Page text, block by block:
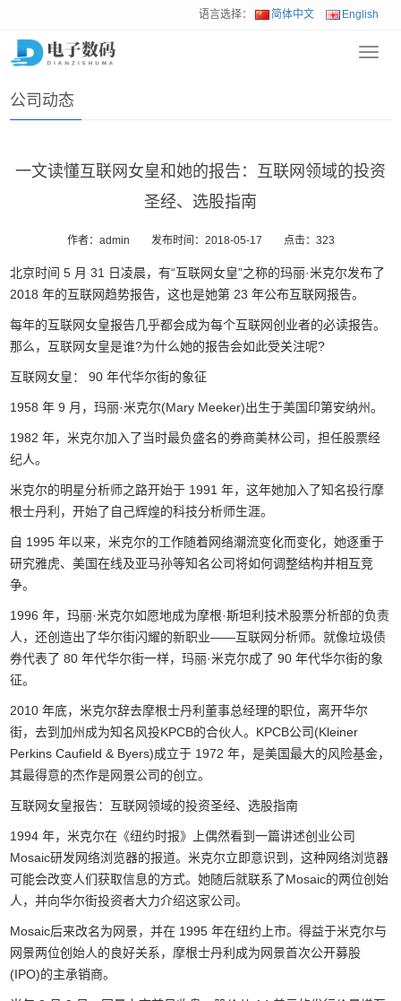
语言选择： 简体中文 English
首页>新闻动态
公司动态
一文读懂互联网女皇和她的报告：互联网领域的投资
圣经、选股指南
作者：admin 发布时间：2018-05-17 点击： 323
北京时间 5 月 31 日凌晨，有“互联网女皇”之称的玛丽·米克尔发布了
2018 年的互联网趋势报告，这也是她第 23 年公布互联网报告。
每年的互联网女皇报告几乎都会成为每个互联网创业者的必读报告。
那么，互联网女皇是谁?为什么她的报告会如此受关注呢?
互联网女皇： 90 年代华尔街的象征
1958 年 9 月，玛丽·米克尔(Mary Meeker)出生于美国印第安纳州。
1982 年，米克尔加入了当时最负盛名的券商美林公司，担任股票经
纪人。
米克尔的明星分析师之路开始于 1991 年，这年她加入了知名投行摩
根士丹利，开始了自己辉煌的科技分析师生涯。
自 1995 年以来，米克尔的工作随着网络潮流变化而变化，她逐重于
研究雅虎、美国在线及亚马孙等知名公司将如何调整结构并相互竞
争。
1996 年，玛丽·米克尔如愿地成为摩根·斯坦利技术股票分析部的负责
人，还创造出了华尔街闪耀的新职业——互联网分析师。就像垃圾债
券代表了 80 年代华尔街一样，玛丽·米克尔成了 90 年代华尔街的象
征。
2010 年底，米克尔辞去摩根士丹利董事总经理的职位，离开华尔
街，去到加州成为知名风投KPCB的合伙人。KPCB公司(Kleiner
Perkins Caufield & Byers)成立于 1972 年，是美国最大的风险基金，
其最得意的杰作是网景公司的创立。
互联网女皇报告：互联网领域的投资圣经、选股指南
1994 年，米克尔在《纽约时报》上偶然看到一篇讲述创业公司
Mosaic研发网络浏览器的报道。米克尔立即意识到，这种网络浏览器
可能会改变人们获取信息的方式。她随后就联系了Mosaic的两位创始
人，并向华尔街投资者大力介绍这家公司。
Mosaic后来改名为网景，并在 1995 年在纽约上市。得益于米克尔与
网景两位创始人的良好关系，摩根士丹利成为网景首次公开募股
(IPO)的主承销商。